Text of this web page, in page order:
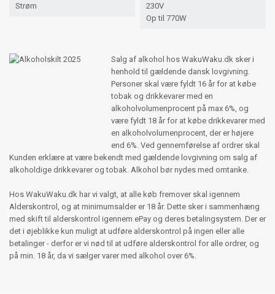
Strøm
230V
Op til 770W
Salg af alkohol hos WakuWaku.dk sker i
henhold til gældende dansk lovgivning.
Personer skal være fyldt 16 år for at købe
tobak og drikkevarer med en
alkoholvolumenprocent på max 6%, og
være fyldt 18 år for at købe drikkevarer med
en alkoholvolumenprocent, der er højere
end 6%. Ved gennemførelse af ordrer skal
Kunden erklære at være bekendt med gældende lovgivning om salg af
alkoholdige drikkevarer og tobak. Alkohol bør nydes med omtanke.
Hos WakuWaku.dk har vi valgt, at alle køb fremover skal igennem
Alderskontrol, og at minimumsalder er 18 år. Dette sker i sammenhæng
med skift til alderskontrol igennem ePay og deres betalingsystem. Der er
det i øjeblikke kun muligt at udføre alderskontrol på ingen eller alle
betalinger - derfor er vi nød til at udføre alderskontrol for alle ordrer, og
på min. 18 år, da vi sælger varer med alkohol over 6%.